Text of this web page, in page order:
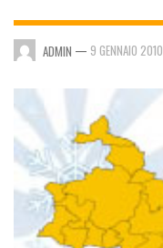
ADMIN — 9 GENNAIO 2010